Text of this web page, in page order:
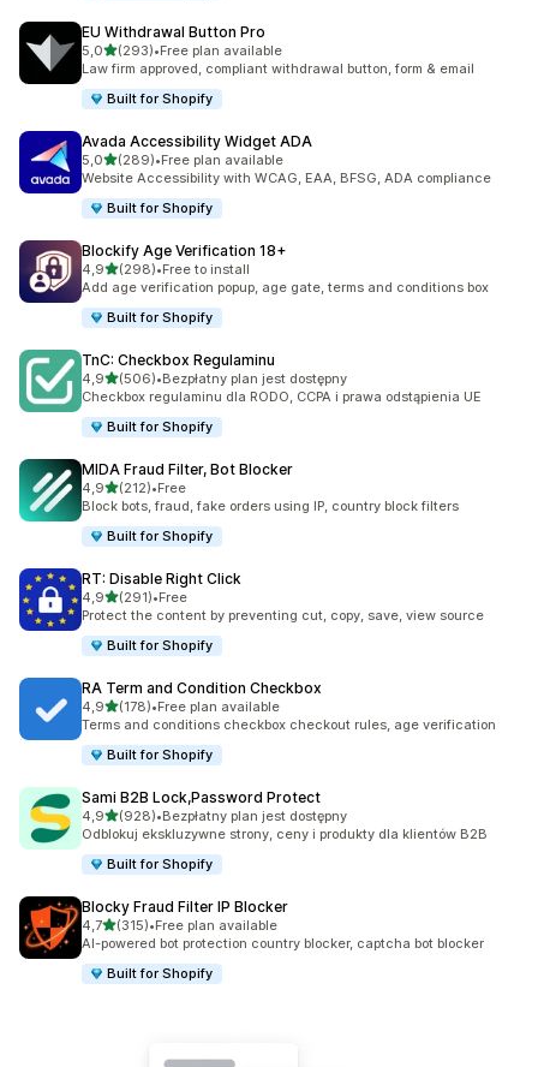
EU Withdrawal Button Pro
5,0na 5 gwiazdek
(293)
Łączna liczba recenzji: 293
•Free plan available
Law firm approved, compliant withdrawal button, form & email
Built for Shopify
Avada Accessibility Widget ADA
5,0na 5 gwiazdek
(289)
Łączna liczba recenzji: 289
•Free plan available
Website Accessibility with WCAG, EAA, BFSG, ADA compliance
Built for Shopify
Blockify Age Verification 18+
4,9na 5 gwiazdek
(298)
Łączna liczba recenzji: 298
•Free to install
Add age verification popup, age gate, terms and conditions box
Built for Shopify
TnC: Checkbox Regulaminu
4,9na 5 gwiazdek
(506)
Łączna liczba recenzji: 506
•Bezpłatny plan jest dostępny
Checkbox regulaminu dla RODO, CCPA i prawa odstąpienia UE
Built for Shopify
MIDA Fraud Filter, Bot Blocker
4,9na 5 gwiazdek
(212)
Łączna liczba recenzji: 212
•Free
Block bots, fraud, fake orders using IP, country block filters
Built for Shopify
RT: Disable Right Click
4,9na 5 gwiazdek
(291)
Łączna liczba recenzji: 291
•Free
Protect the content by preventing cut, copy, save, view source
Built for Shopify
RA Term and Condition Checkbox
4,9na 5 gwiazdek
(178)
Łączna liczba recenzji: 178
•Free plan available
Terms and conditions checkbox checkout rules, age verification
Built for Shopify
Sami B2B Lock,Password Protect
4,9na 5 gwiazdek
(928)
Łączna liczba recenzji: 928
•Bezpłatny plan jest dostępny
Odblokuj ekskluzywne strony, ceny i produkty dla klientów B2B
Built for Shopify
Blocky Fraud Filter IP Blocker
4,7na 5 gwiazdek
(315)
Łączna liczba recenzji: 315
•Free plan available
AI-powered bot protection country blocker, captcha bot blocker
Built for Shopify